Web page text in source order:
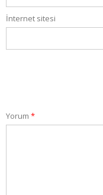
İnternet sitesi
Yorum *